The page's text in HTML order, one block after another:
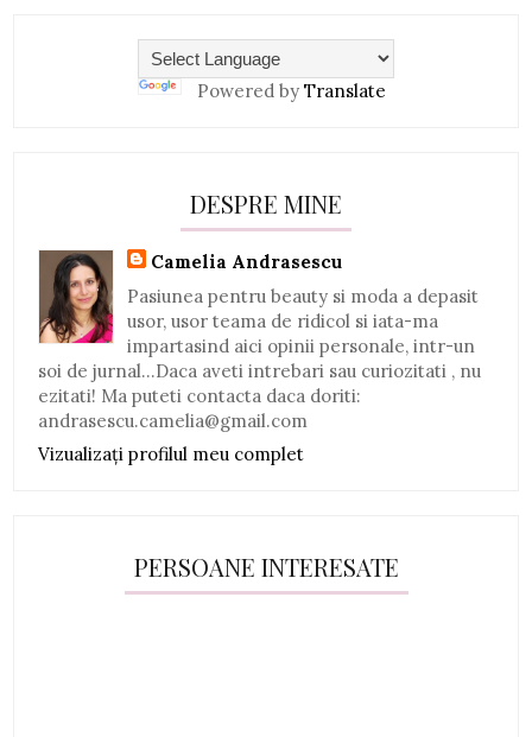
Powered by Translate
DESPRE MINE
Camelia Andrasescu
Pasiunea pentru beauty si moda a depasit
usor, usor teama de ridicol si iata-ma
impartasind aici opinii personale, intr-un
soi de jurnal...Daca aveti intrebari sau curiozitati , nu
ezitati! Ma puteti contacta daca doriti:
andrasescu.camelia@gmail.com
Vizualizați profilul meu complet
PERSOANE INTERESATE